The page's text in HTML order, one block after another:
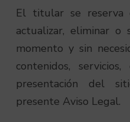
El titular se reserva
actualizar, eliminar o
momento y sin
contenidos,
presentación del
presente Aviso Legal.